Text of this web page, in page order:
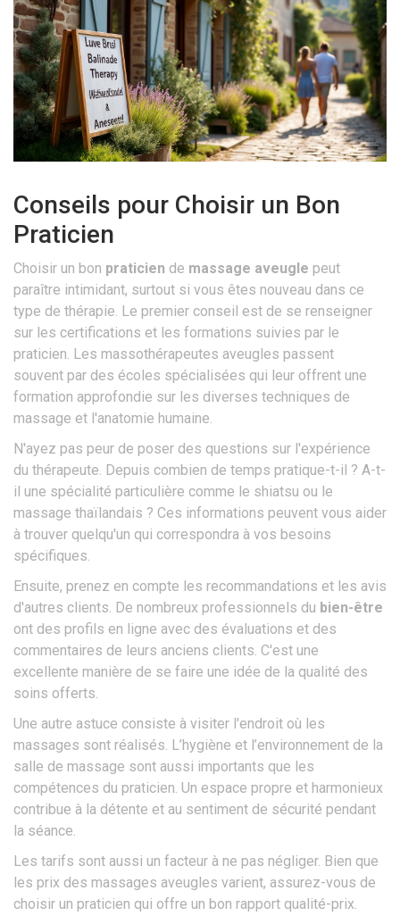
Conseils pour Choisir un Bon
Praticien
Choisir un bon praticien de massage aveugle peut
paraître intimidant, surtout si vous êtes nouveau dans ce
type de thérapie. Le premier conseil est de se renseigner
sur les certifications et les formations suivies par le
praticien. Les massothérapeutes aveugles passent
souvent par des écoles spécialisées qui leur offrent une
formation approfondie sur les diverses techniques de
massage et l'anatomie humaine.
N'ayez pas peur de poser des questions sur l'expérience
du thérapeute. Depuis combien de temps pratique-t-il ? A-t-
il une spécialité particulière comme le shiatsu ou le
massage thaïlandais ? Ces informations peuvent vous aider
à trouver quelqu'un qui correspondra à vos besoins
spécifiques.
Ensuite, prenez en compte les recommandations et les avis
d'autres clients. De nombreux professionnels du bien-être
ont des profils en ligne avec des évaluations et des
commentaires de leurs anciens clients. C'est une
excellente manière de se faire une idée de la qualité des
soins offerts.
Une autre astuce consiste à visiter l'endroit où les
massages sont réalisés. L’hygiène et l’environnement de la
salle de massage sont aussi importants que les
compétences du praticien. Un espace propre et harmonieux
contribue à la détente et au sentiment de sécurité pendant
la séance.
Les tarifs sont aussi un facteur à ne pas négliger. Bien que
les prix des massages aveugles varient, assurez-vous de
choisir un praticien qui offre un bon rapport qualité-prix.